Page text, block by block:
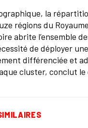
la
régions du
abrite l’ensemble
de déployer
différenciée et
cluster, conclut le